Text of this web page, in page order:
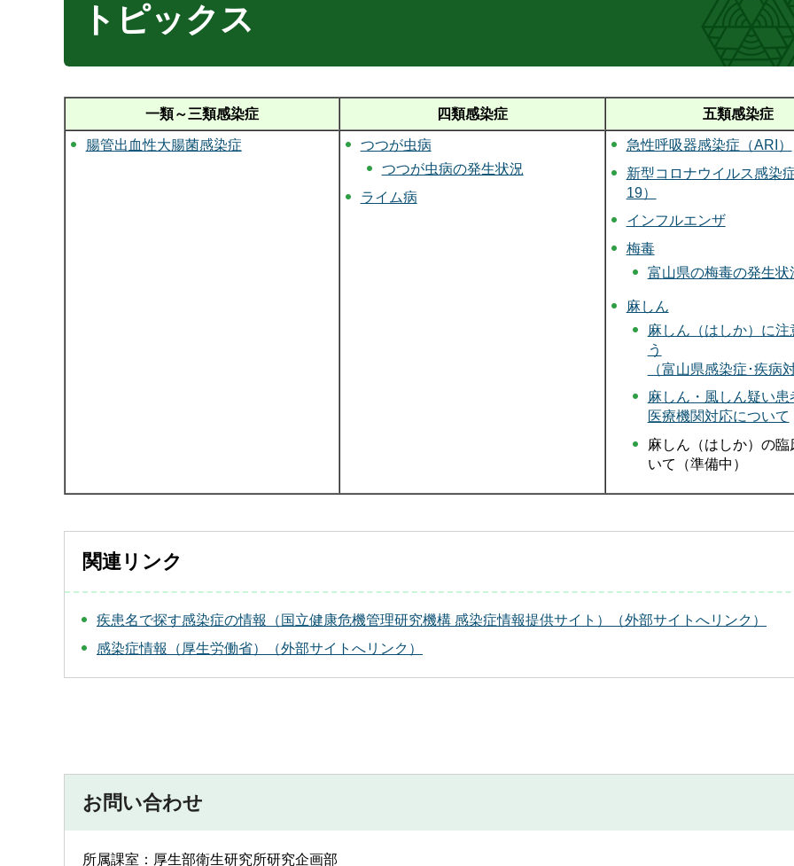
トピックス
一類～三類感染症 四類感染症 五類感染症
腸管出血性大腸菌感染症
つつが虫病
つつが虫病の発生状況
ライム病
急性呼吸器感染症（ARI）
新型コロナウイルス感染
19）
インフルエンザ
梅毒
富山県の梅毒の発生状
麻しん
麻しん（はしか）に注
う
（富山県感染症･疾病
麻しん・風しん疑い患
医療機関対応について
麻しん（はしか）の臨
いて（準備中）
関連リンク
疾患名で探す感染症の情報（国立健康危機管理研究機構 感染症情報提供サイト）（外部サイトへリンク）
感染症情報（厚生労働省）（外部サイトへリンク）
お問い合わせ
所属課室：厚生部衛生研究所研究企画部